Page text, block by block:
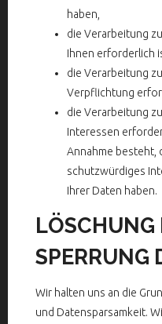
haben,
die Verarbeitung
Ihnen erforderlich
die Verarbeitung
Verpflichtung
die Verarbeitung
Interessen
Annahme besteht,
schutzwürdiges
Ihrer Daten haben.
LÖSCHUNG
SPERRUNG
Wir halten uns an die
und Datensparsamkeit.